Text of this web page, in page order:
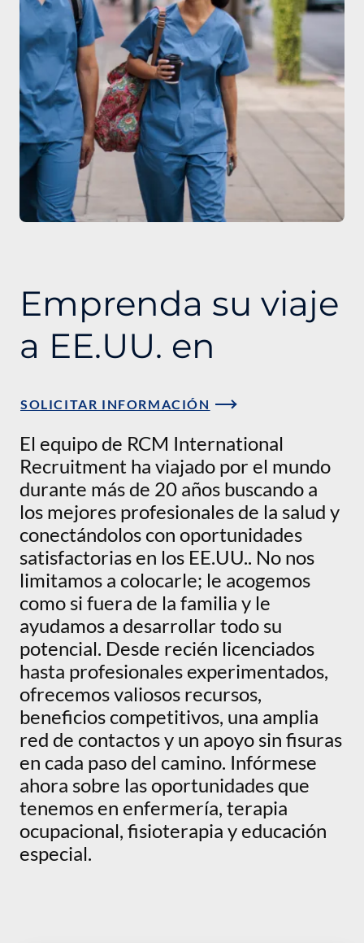
Emprenda su viaje
a EE.UU. en
SOLICITAR INFORMACIÓN
El equipo de RCM International
Recruitment ha viajado por el mundo
durante más de 20 años buscando a
los mejores profesionales de la salud y
conectándolos con oportunidades
satisfactorias en los EE.UU.. No nos
limitamos a colocarle; le acogemos
como si fuera de la familia y le
ayudamos a desarrollar todo su
potencial. Desde recién licenciados
hasta profesionales experimentados,
ofrecemos valiosos recursos,
beneficios competitivos, una amplia
red de contactos y un apoyo sin fisuras
en cada paso del camino. Infórmese
ahora sobre las oportunidades que
tenemos en enfermería, terapia
ocupacional, fisioterapia y educación
especial.